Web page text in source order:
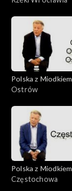
Polska z Miodkiem
Ostrów
Polska z Miodkiem
Częstochowa